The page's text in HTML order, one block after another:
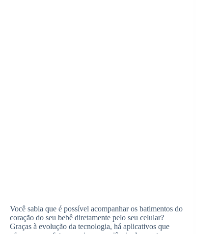
Você sabia que é possível acompanhar os batimentos do
coração do seu bebê diretamente pelo seu celular?
Graças à evolução da tecnologia, há aplicativos que